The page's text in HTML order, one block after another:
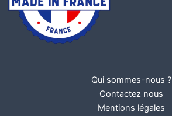
Qui sommes-nous ?
Contactez nous
Mentions légales